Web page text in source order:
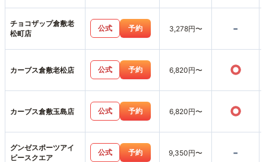
チョコザップ倉敷老
松町店
公式 予約 3,278円〜 -
カーブス倉敷老松店 公式 予約 6,820円〜 ○
カーブス倉敷玉島店 公式 予約 6,820円〜 ○
グンゼスポーツアイ
ビースクエア
公式 予約 9,350円〜 -